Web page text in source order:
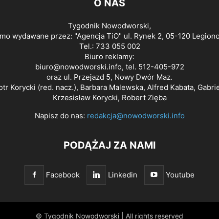
O NAS
Tygodnik Nowodworski,
wydawane przez: "Agencja TiO" ul. Rynek 2, 05-120
Tel.: 733 055 002
Biuro reklamy:
biuro@nowodworski.info, tel. 512-405-972
oraz ul. Przejazd 5, Nowy Dwór Maz.
Korycki (red. nacz.), Barbara Malewska, Alfred Kabata,
Krzesisław Korycki, Robert Zięba
Napisz do nas: redakcja@nowodworski.info
PODĄŻAJ ZA NAMI
Facebook Linkedin Youtube
© Tygodnik Nowodworski | All rights reserved